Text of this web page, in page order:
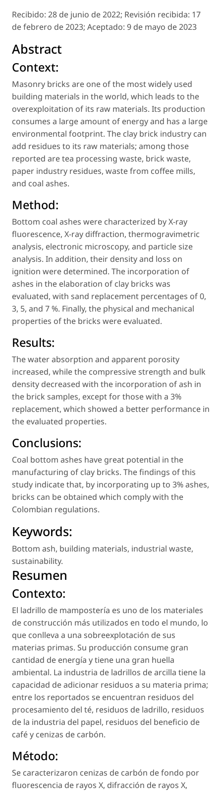
Recibido: 28 de junio de 2022; Revisión recibida: 17
de febrero de 2023; Aceptado: 9 de mayo de 2023
Abstract
Context:
Masonry bricks are one of the most widely used
building materials in the world, which leads to the
overexploitation of its raw materials. Its production
consumes a large amount of energy and has a large
environmental footprint. The clay brick industry can
add residues to its raw materials; among those
reported are tea processing waste, brick waste,
paper industry residues, waste from coffee mills,
and coal ashes.
Method:
Bottom coal ashes were characterized by X-ray
fluorescence, X-ray diffraction, thermogravimetric
analysis, electronic microscopy, and particle size
analysis. In addition, their density and loss on
ignition were determined. The incorporation of
ashes in the elaboration of clay bricks was
evaluated, with sand replacement percentages of 0,
3, 5, and 7 %. Finally, the physical and mechanical
properties of the bricks were evaluated.
Results:
The water absorption and apparent porosity
increased, while the compressive strength and bulk
density decreased with the incorporation of ash in
the brick samples, except for those with a 3%
replacement, which showed a better performance in
the evaluated properties.
Conclusions:
Coal bottom ashes have great potential in the
manufacturing of clay bricks. The findings of this
study indicate that, by incorporating up to 3% ashes,
bricks can be obtained which comply with the
Colombian regulations.
Keywords:
Bottom ash, building materials, industrial waste,
sustainability.
Resumen
Contexto:
El ladrillo de mampostería es uno de los materiales
de construcción más utilizados en todo el mundo, lo
que conlleva a una sobreexplotación de sus
materias primas. Su producción consume gran
cantidad de energía y tiene una gran huella
ambiental. La industria de ladrillos de arcilla tiene la
capacidad de adicionar residuos a su materia prima;
entre los reportados se encuentran residuos del
procesamiento del té, residuos de ladrillo, residuos
de la industria del papel, residuos del beneficio de
café y cenizas de carbón.
Método:
Se caracterizaron cenizas de carbón de fondo por
fluorescencia de rayos X, difracción de rayos X,